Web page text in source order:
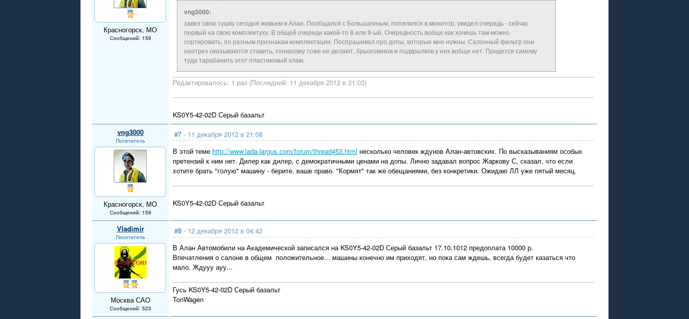
Красногорск, МО
Сообщений: 159
vng3000:
завез свою тушку сегодня живьем в Алан. Пообщался с Большагиным, попялился в монитор, увидел очередь - сейчас
первый на свою комплектуху. В общей очереди какой-то 8 или 9-ый. Очередность вобще как хочешь там можно
сортировать, по разным признакам комплектации. Поспрашивал про допы, которые мне нужны. Салонный фильтр они
наотрез оказываются ставить, тонировку тоже не делают, брызговиков и подкрылков у них вобще нет. Придется самому
туда тарабанить этот пластиковый хлам.
Редактировалось: 1 раз (Последний: 11 декабря 2012 в 21:03)
KS0Y5-42-02D Серый базальт
vng3000
Посетитель
Красногорск, МО
Сообщений: 159
#7 - 11 декабря 2012 в 21:08
В этой теме http://www.lada-largus.com/forum/thread453.html несколько человек ждунов Алан-автовских. По высказываниям особых
претензий к ним нет. Дилер как дилер, с демократичными ценами на допы. Лично задавал вопрос Жаркову С, сказал, что если
хотите брать "голую" машину - берите, ваше право. "Кормят" так же обещаниями, без конкретики. Ожидаю ЛЛ уже пятый месяц.
KS0Y5-42-02D Серый базальт
Vladimir
Посетитель
Москва САО
Сообщений: 523
#8 - 12 декабря 2012 в 04:42
В Алан Автомобили на Академической записался на KS0Y5-42-02D Серый базальт 17.10.1012 предоплата 10000 р.
Впечатления о салоне в общем положительное... машины конечно им приходят, но пока сам ждешь, всегда будет казаться что
мало. Ждууу ауу...
Гусь KS0Y5-42-02D Серый базальт
TonWagen